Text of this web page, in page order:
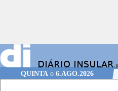
QUINTAo 6.AGO.2026